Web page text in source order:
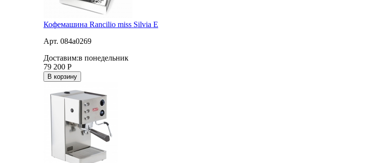
Кофемашина Rancilio miss Silvia E
Арт. 084a0269
Доставим:в понедельник
79 200 Р
В корзину